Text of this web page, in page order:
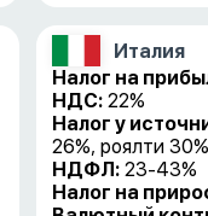
Италия
Налог на
НДС:22%
Налог у
26%, роялти 30%
НДФЛ:23-43%
Налог на